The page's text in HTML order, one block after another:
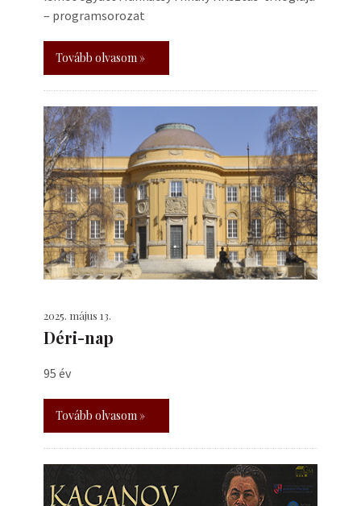
– programsorozat
Tovább olvasom »
2025. május 13.
Déri-nap
95 év
Tovább olvasom »